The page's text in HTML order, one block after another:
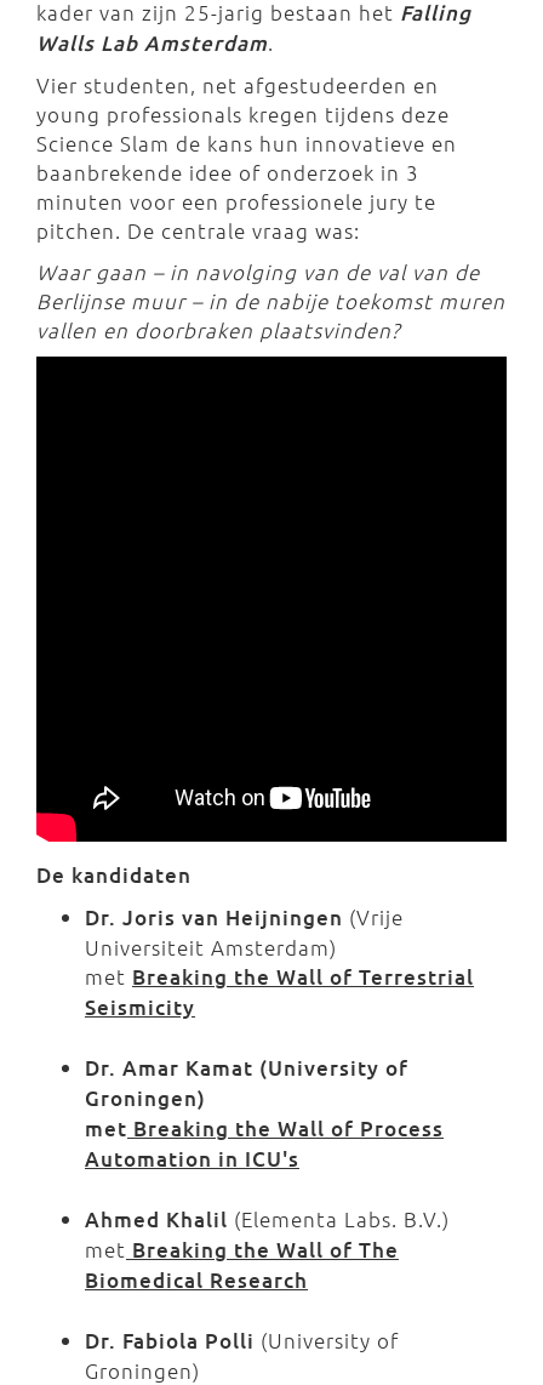
kader van zijn 25-jarig bestaan het Falling
Walls Lab Amsterdam.
Vier studenten, net afgestudeerden en
young professionals kregen tijdens deze
Science Slam de kans hun innovatieve en
baanbrekende idee of onderzoek in 3
minuten voor een professionele jury te
pitchen. De centrale vraag was:
Waar gaan – in navolging van de val van de
Berlijnse muur – in de nabije toekomst muren
vallen en doorbraken plaatsvinden?
De kandidaten
Dr. Joris van Heijningen (Vrije
Universiteit Amsterdam)
met Breaking the Wall of Terrestrial
Seismicity
Dr. Amar Kamat (University of
Groningen)
met Breaking the Wall of Process
Automation in ICU's
Ahmed Khalil (Elementa Labs. B.V.)
met Breaking the Wall of The
Biomedical Research
Dr. Fabiola Polli (University of
Groningen)